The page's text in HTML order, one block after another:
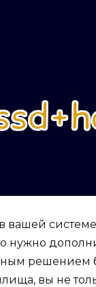
вашей
нужно
решением
вы не